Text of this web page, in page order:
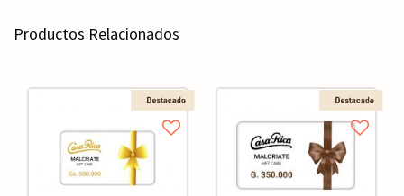
Productos Relacionados